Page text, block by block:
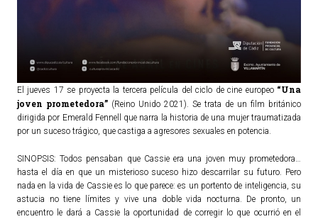
Entorno
Callejero
HORARIOS
PUBLICACIONES
ACTUALIDAD
El jueves 17 se proyecta la tercera película del ciclo de cine europeo “Una
joven prometedora” (Reino Unido 2021). Se trata de un film británico
dirigida por Emerald Fennell que narra la historia de una mujer traumatizada
por un suceso trágico, que castiga a agresores sexuales en potencia.
SINOPSIS: Todos pensaban que Cassie era una joven muy prometedora…
hasta el día en que un misterioso suceso hizo descarrilar su futuro. Pero
nada en la vida de Cassie es lo que parece: es un portento de inteligencia, su
astucia no tiene límites y vive una doble vida nocturna. De pronto, un
encuentro le dará a Cassie la oportunidad de corregir lo que ocurrió en el